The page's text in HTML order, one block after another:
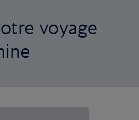
voyage